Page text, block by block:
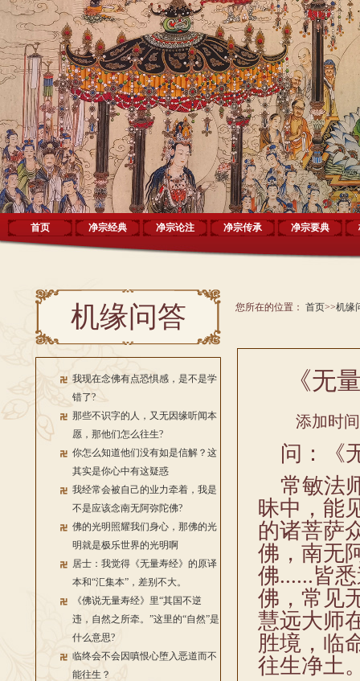
首页 净宗经典 净宗论注 净宗传承 净宗要典
机缘问答
我现在念佛有点恐惧感，是不是学
错了?
那些不识字的人，又无因缘听闻本
愿，那他们怎么往生?
你怎么知道他们没有如是信解？这
其实是你心中有这疑惑
我经常会被自己的业力牵着，我是
不是应该念南无阿弥陀佛?
佛的光明照耀我们身心，那佛的光
明就是极乐世界的光明啊
居士：我觉得《无量寿经》的原译
本和“汇集本”，差别不大。
《佛说无量寿经》里“其国不逆
违，自然之所牵。”这里的“自然”是
什么意思?
临终会不会因嗔恨心堕入恶道而不
能往生？
您所在的位置： 首页>>机缘
《无
添加时
问：《
常敏法
昧中，能
的诸菩萨
佛，南无
佛......皆
佛，常见
慧远大师
胜境，临
往生净土